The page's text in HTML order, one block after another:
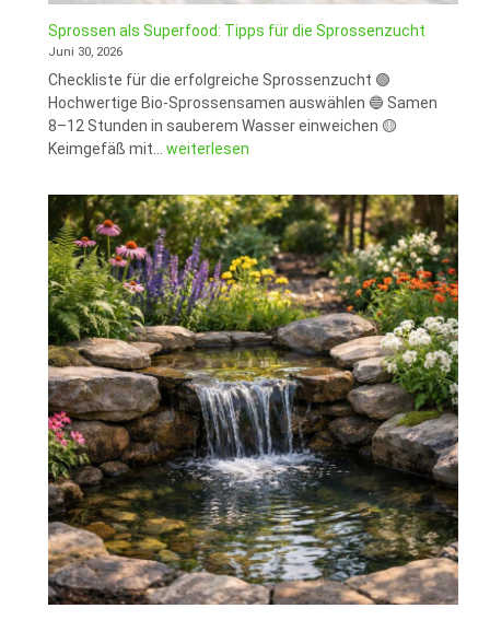
Sprossen als Superfood: Tipps für die Sprossenzucht
Juni 30, 2026
Checkliste für die erfolgreiche Sprossenzucht 🟢
Hochwertige Bio-Sprossensamen auswählen 🔵 Samen
8–12 Stunden in sauberem Wasser einweichen 🟡
Keimgefäß mit… Sprossen
Superfood:
Tipps
für
die
Sprossenzucht
weiterlesen